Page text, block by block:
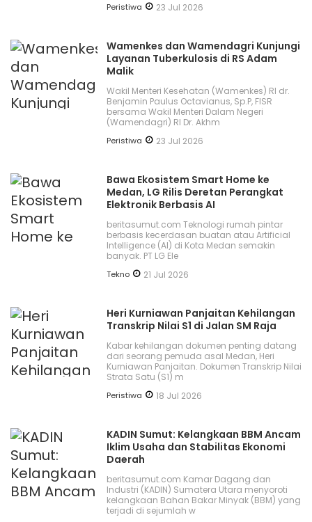
Peristiwa 23 Jul 2026
Wamenkes dan Wamendagri Kunjungi
Layanan Tuberkulosis di RS Adam
Malik
Wakil Menteri Kesehatan (Wamenkes) RI dr.
Benjamin Paulus Octavianus, Sp.P, FISR
bersama Wakil Menteri Dalam Negeri
(Wamendagri) RI Dr. Akhm
Peristiwa 23 Jul 2026
Bawa Ekosistem Smart Home ke
Medan, LG Rilis Deretan Perangkat
Elektronik Berbasis AI
beritasumut.com Teknologi rumah pintar
berbasis kecerdasan buatan atau Artificial
Intelligence (AI) di Kota Medan semakin
banyak. PT LG Ele
Tekno 21 Jul 2026
Heri Kurniawan Panjaitan Kehilangan
Transkrip Nilai S1 di Jalan SM Raja
Kabar kehilangan dokumen penting datang
dari seorang pemuda asal Medan, Heri
Kurniawan Panjaitan. Dokumen Transkrip Nilai
Strata Satu (S1) m
Peristiwa 18 Jul 2026
KADIN Sumut: Kelangkaan BBM Ancam
Iklim Usaha dan Stabilitas Ekonomi
Daerah
beritasumut.com Kamar Dagang dan
Industri (KADIN) Sumatera Utara menyoroti
kelangkaan Bahan Bakar Minyak (BBM) yang
terjadi di sejumlah w